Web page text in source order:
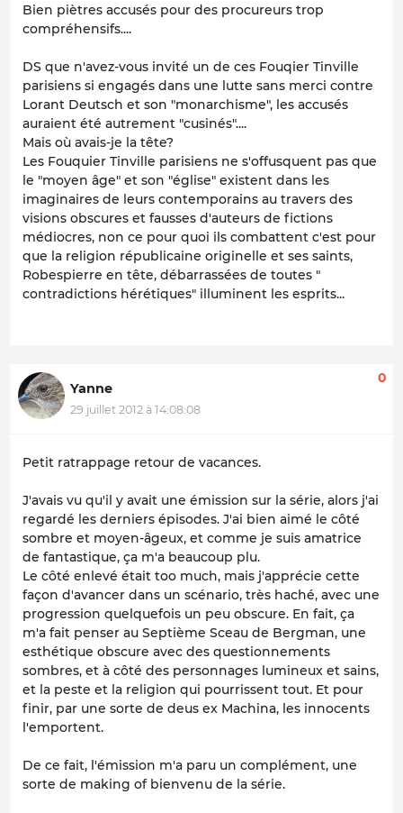
Bien piètres accusés pour des procureurs trop
compréhensifs....
DS que n'avez-vous invité un de ces Fouqier Tinville
parisiens si engagés dans une lutte sans merci contre
Lorant Deutsch et son "monarchisme", les accusés
auraient été autrement "cusinés"....
Mais où avais-je la tête?
Les Fouquier Tinville parisiens ne s'offusquent pas que
le "moyen âge" et son "église" existent dans les
imaginaires de leurs contemporains au travers des
visions obscures et fausses d'auteurs de fictions
médiocres, non ce pour quoi ils combattent c'est pour
que la religion républicaine originelle et ses saints,
Robespierre en tête, débarrassées de toutes "
contradictions hérétiques" illuminent les esprits...
Yanne
29 juillet 2012 à 14:08:08
0
Petit ratrappage retour de vacances.
J'avais vu qu'il y avait une émission sur la série, alors j'ai
regardé les derniers épisodes. J'ai bien aimé le côté
sombre et moyen-âgeux, et comme je suis amatrice
de fantastique, ça m'a beaucoup plu.
Le côté enlevé était too much, mais j'apprécie cette
façon d'avancer dans un scénario, très haché, avec une
progression quelquefois un peu obscure. En fait, ça
m'a fait penser au Septième Sceau de Bergman, une
esthétique obscure avec des questionnements
sombres, et à côté des personnages lumineux et sains,
et la peste et la religion qui pourrissent tout. Et pour
finir, par une sorte de deus ex Machina, les innocents
l'emportent.
De ce fait, l'émission m'a paru un complément, une
sorte de making of bienvenu de la série.